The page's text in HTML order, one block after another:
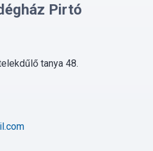
Pirtó
tanya 48.